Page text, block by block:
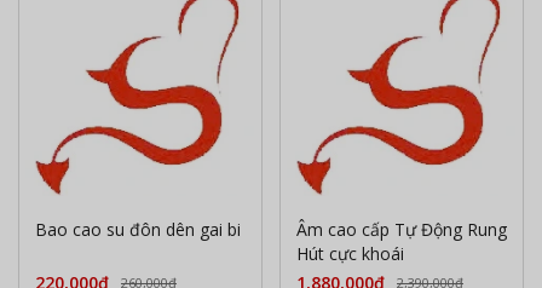
Bao cao su đôn dên gai bi
220,000đ
260,000đ
Âm cao cấp Tự Động Rung
Hút cực khoái
1,880,000đ
2,390,000đ